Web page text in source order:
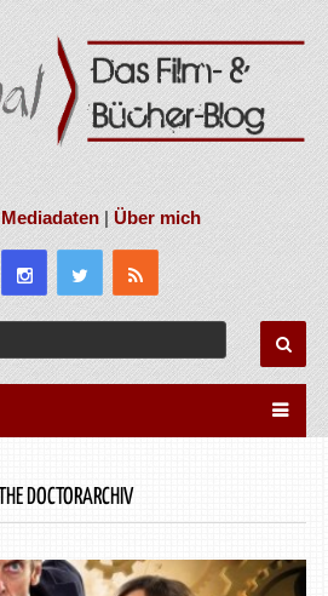
|Über mich
DOCTORARCHIV